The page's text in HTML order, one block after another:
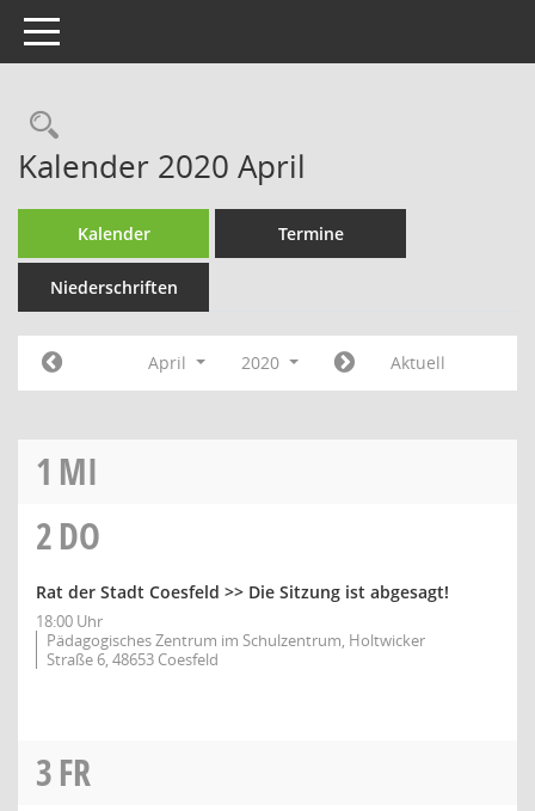
Toggle navigation
Rechercheauswahl
Kalender 2020 April
Kalender Termine
Niederschriften
April 2020 Aktuell
1 MI
2DO
Rat der Stadt Coesfeld >> Die Sitzung ist abgesagt!
18:00 Uhr
Pädagogisches Zentrum im Schulzentrum, Holtwicker
Straße 6, 48653 Coesfeld
3FR